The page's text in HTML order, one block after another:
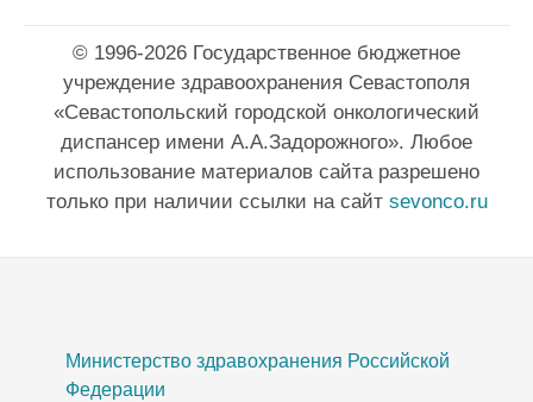
© 1996-2026 Государственное бюджетное
учреждение здравоохранения Севастополя
«Севастопольский городской онкологический
диспансер имени А.А.Задорожного». Любое
использование материалов сайта разрешено
только при наличии ссылки на сайт sevonco.ru
Министерство здравохранения Российской
Федерации